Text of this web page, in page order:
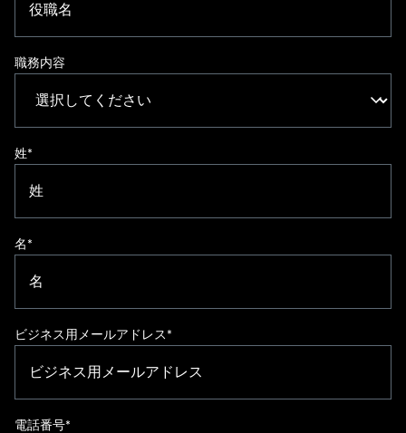
職務内容
姓*
名*
ビジネス用メールアドレス*
電話番号*